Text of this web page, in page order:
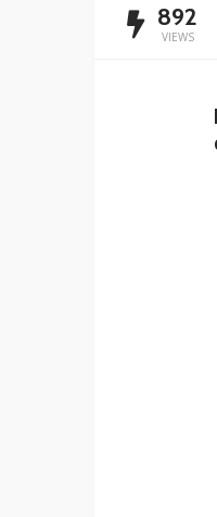
892
VIEWS